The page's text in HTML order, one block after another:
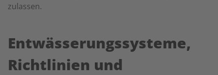
zulassen.
Entwässerungssysteme,
Richtlinien und